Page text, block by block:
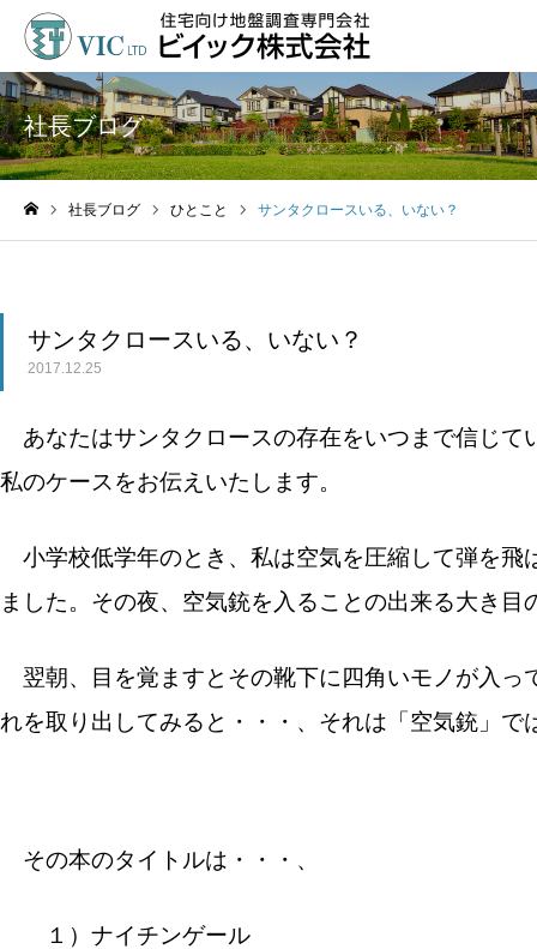
社長ブログ
社長ブログ ひとこと サンタクロースいる、いない？
サンタクロースいる、いない？
2017.12.25
あなたはサンタクロースの存在をいつまで信じて
私のケースをお伝えいたします。
小学校低学年のとき、私は空気を圧縮して弾を飛
ました。 その夜、空気銃を入ることの出来る大き目
翌朝、目を覚ますとその靴下に四角いモノが入っ
れを取り出してみると・・・、それは「空気銃」で
その本のタイトルは・・・、
１）ナイチンゲール